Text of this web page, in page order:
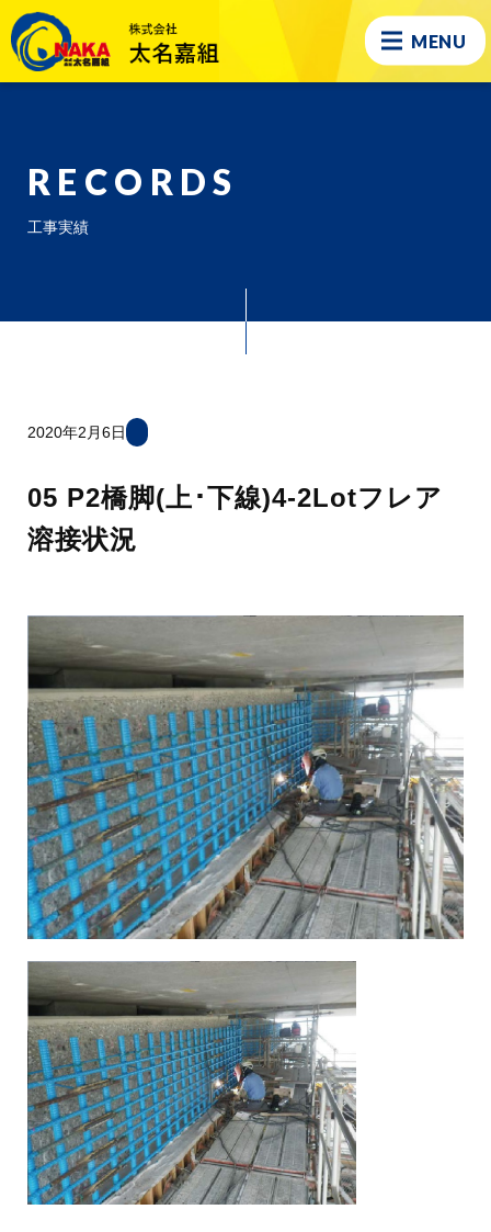
MENU
RECORDS
工事実績
2020年2月6日
05 P2橋脚(上･下線)4-2Lotフレア
溶接状況